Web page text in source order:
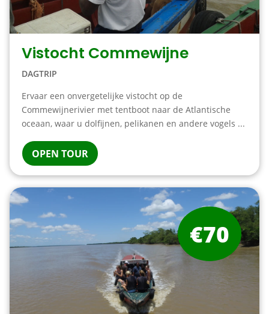
Vistocht Commewijne
DAGTRIP
Ervaar een onvergetelijke vistocht op de
Commewijnerivier met tentboot naar de Atlantische
oceaan, waar u dolfijnen, pelikanen en andere vogels ...
OPEN TOUR
€70